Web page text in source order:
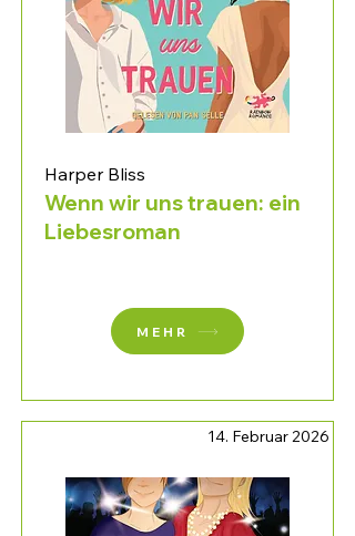
Harper Bliss
Wenn wir uns trauen: ein
Liebesroman
MEHR
14. Februar 2026